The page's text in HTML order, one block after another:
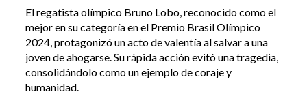
El regatista olímpico Bruno Lobo, reconocido como el
mejor en su categoría en el Premio Brasil Olímpico
2024, protagonizó un acto de valentía al salvar a una
joven de ahogarse. Su rápida acción evitó una tragedia,
consolidándolo como un ejemplo de coraje y
humanidad.